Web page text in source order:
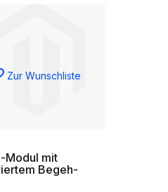
Zur Wunschliste
Modul mit
Begeh-